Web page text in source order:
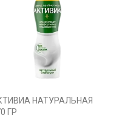
НАТУРАЛЬНАЯ
ГР